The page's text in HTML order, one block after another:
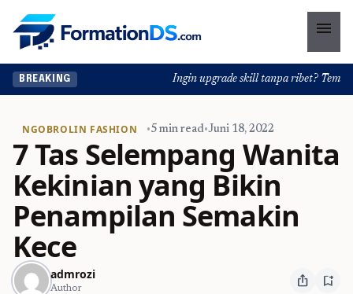
menu
BREAKING Ingin upgrade skill tanpa ribet?
NGOBROLIN FASHION •5 min read•Juni 18, 2022
7 Tas Selempang Wanita
Kekinian yang Bikin
Penampilan Semakin
Kece
admrozi
Author ios_share bookmark_add